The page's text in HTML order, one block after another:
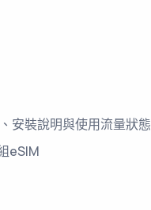
安裝說明與使用流量狀態
eSIM